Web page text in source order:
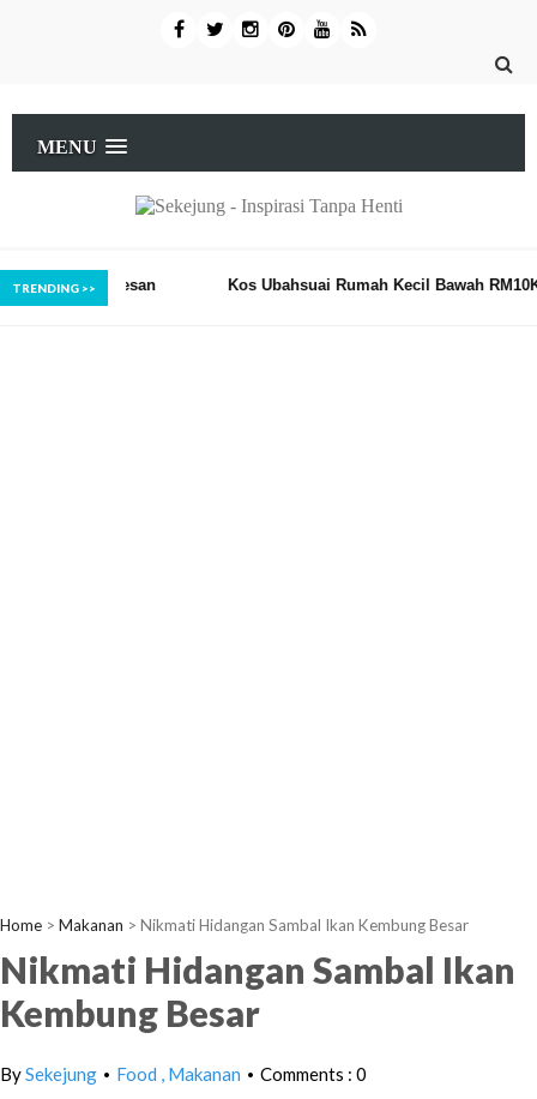
MENU
Kos Ubahsuai Rumah Kecil Bawah RM10K
Home > Makanan > Nikmati Hidangan Sambal Ikan Kembung Besar
Nikmati Hidangan Sambal Ikan
Kembung Besar
BySekejung • Food Makanan • Comments : 0